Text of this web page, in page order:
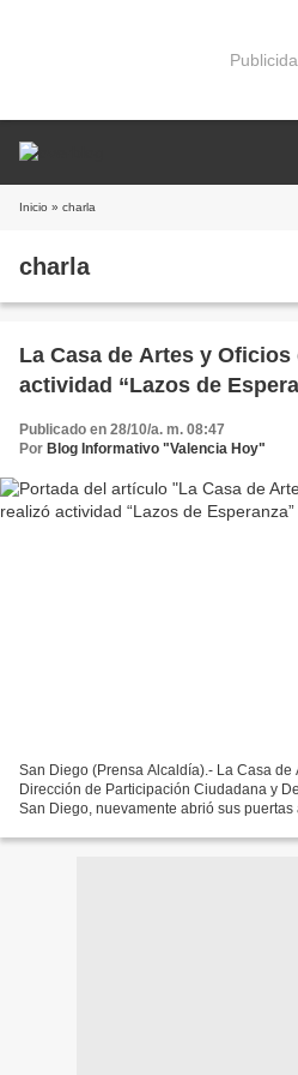
Inicio » charla
charla
La Casa de Artes y
actividad “Lazos de
Publicado en 28/10/a. m. 08:47
Por Blog Informativo "Valencia Hoy"
San Diego (Prensa Alcaldía).- La Casa de
Dirección de Participación Ciudadana y
San Diego, nuevamente abrió sus puertas